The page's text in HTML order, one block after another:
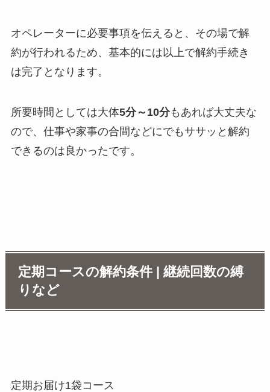
オペレーターに必要事項を伝えると、その場で解
約が行われるため、基本的には以上で解約手続き
は完了となります。
所要時間としては大体5分～10分もあれば大丈夫な
ので、仕事や家事の合間などにでもササッと解約
できるのは良かったです。
定期コースの解約条件 | 継続回数の縛
りなど
定期お届け1袋コース